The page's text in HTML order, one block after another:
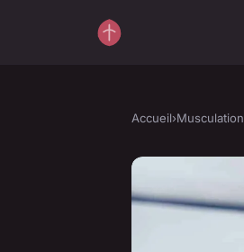
Accueil›Musculation